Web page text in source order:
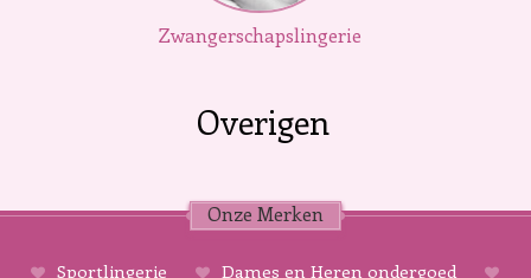
Zwangerschapslingerie
Overigen
Onze Merken
Sportlingerie
Dames en Heren ondergoed